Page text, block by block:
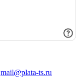
mail@plata-ts.ru